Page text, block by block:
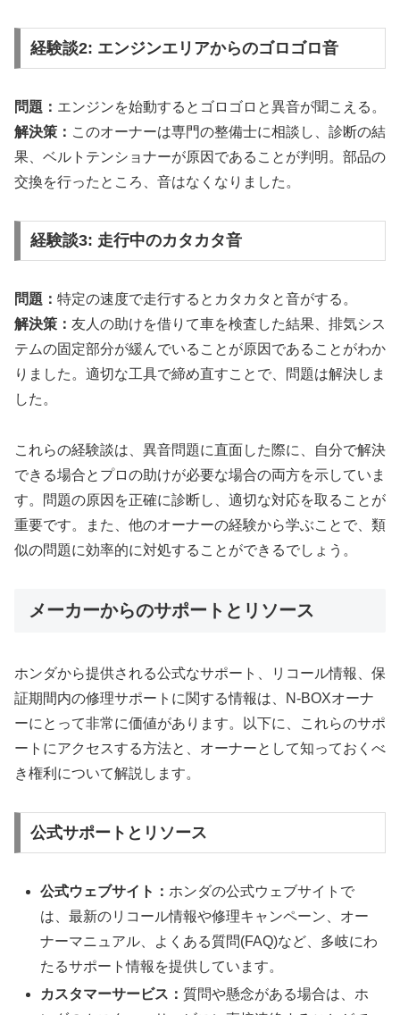
経験談2: エンジンエリアからのゴロゴロ音
問題： エンジンを始動するとゴロゴロと異音が聞こえる。
解決策： このオーナーは専門の整備士に相談し、診断の結
果、ベルトテンショナーが原因であることが判明。部品の
交換を行ったところ、音はなくなりました。
経験談3: 走行中のカタカタ音
問題： 特定の速度で走行するとカタカタと音がする。
解決策： 友人の助けを借りて車を検査した結果、排気シス
テムの固定部分が緩んでいることが原因であることがわか
りました。適切な工具で締め直すことで、問題は解決しま
した。
これらの経験談は、異音問題に直面した際に、自分で解決
できる場合とプロの助けが必要な場合の両方を示していま
す。問題の原因を正確に診断し、適切な対応を取ることが
重要です。また、他のオーナーの経験から学ぶことで、類
似の問題に効率的に対処することができるでしょう。
メーカーからのサポートとリソース
ホンダから提供される公式なサポート、リコール情報、保
証期間内の修理サポートに関する情報は、N-BOXオーナ
ーにとって非常に価値があります。以下に、これらのサポ
ートにアクセスする方法と、オーナーとして知っておくべ
き権利について解説します。
公式サポートとリソース
公式ウェブサイト： ホンダの公式ウェブサイトで
は、最新のリコール情報や修理キャンペーン、オー
ナーマニュアル、よくある質問(FAQ)など、多岐にわ
たるサポート情報を提供しています。
カスタマーサービス： 質問や懸念がある場合は、ホ